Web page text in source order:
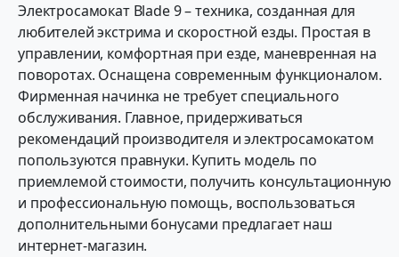
Электросамокат Blade 9 – техника, созданная для
любителей экстрима и скоростной езды. Простая в
управлении, комфортная при езде, маневренная на
поворотах. Оснащена современным функционалом.
Фирменная начинка не требует специального
обслуживания. Главное, придерживаться
рекомендаций производителя и электросамокатом
попользуются правнуки. Купить модель по
приемлемой стоимости, получить консультационную
и профессиональную помощь, воспользоваться
дополнительными бонусами предлагает наш
интернет-магазин.